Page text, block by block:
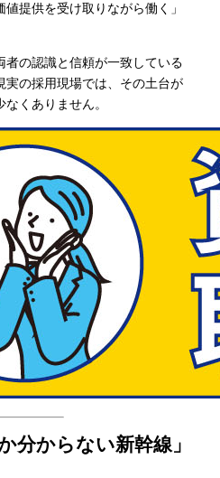
提供を受け取りながら働く」
者の認識と信頼が一致している
実の採用現場では、その土台が
くありません。
分からない新幹線」